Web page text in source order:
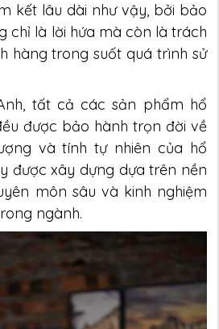
kết lâu dài như vậy, bởi bảo
chỉ là lời hứa mà còn là trách
hàng trong suốt quá trình sử
tất cả các sản phẩm hổ
được bảo hành trọn đời về
và tính tự nhiên của hổ
được xây dựng dựa trên nền
môn sâu và kinh nghiệm
ngành.